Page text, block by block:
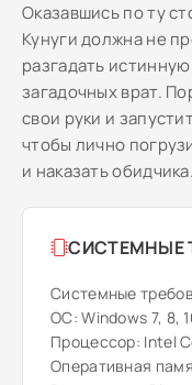
Оказавшись по ту
Кунуги должна не
разгадать
загадочных врат.
свои руки и
чтобы лично
и наказать обидчика.
СИСТЕМНЫЕ
Системные
ОС: Windows 7, 8,
Процессор: Intel
Оперативная